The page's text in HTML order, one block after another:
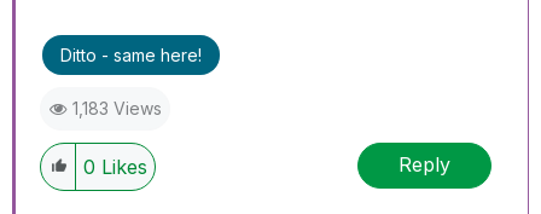
Ditto - same here!
1,183 Views
0 Likes Reply